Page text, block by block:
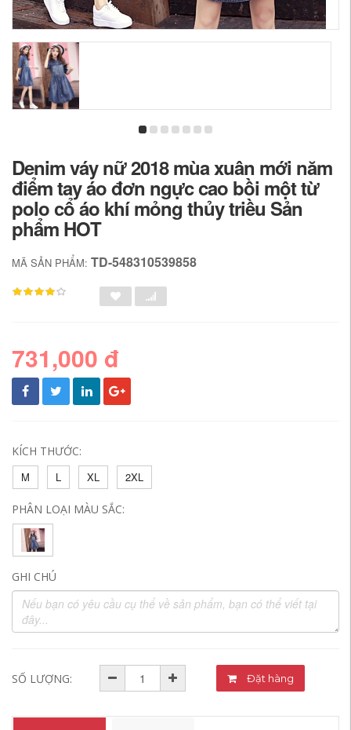
Denim váy nữ 2018 mùa xuân mới năm
điểm tay áo đơn ngực cao bồi một từ
polo cổ áo khí mỏng thủy triều Sản
phẩm HOT
MÃ SẢN PHẨM: TD-548310539858
731,000 đ
KÍCH THƯỚC:
M
L XL 2XL
PHÂN LOẠI MÀU SẮC:
GHI CHÚ
SỐ LƯỢNG: Đặt hàng